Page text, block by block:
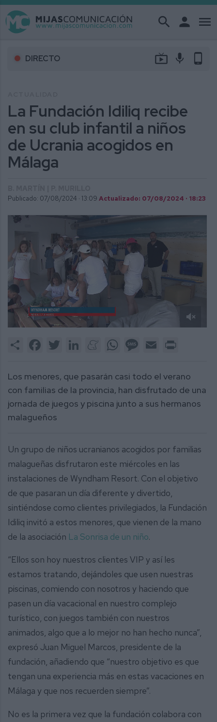
search person menu
DIRECTO live_tv mic phone_android
La Fundación Idiliq recibe
en su club infantil a niños
de Ucrania acogidos en
Málaga
Publicado: 07/08/2024 · 13:09 Actualizado: 07/08/2024 · 18:23
2
Share FacebookTwitter LinkedInMeneameWhatsAppMessage
Email
Los menores, que pasarán casi todo el verano
con familias de la provincia, han disfrutado de una
jornada de juegos y piscina junto a sus hermanos
malagueños
Un grupo de niños ucranianos acogidos por familias
malagueñas disfrutaron este miércoles en las
instalaciones de Wyndham Resort. Con el objetivo
de que pasaran un día diferente y divertido,
sintiéndose como clientes privilegiados, la Fundación
Idiliq invitó a estos menores, que vienen de la mano
de la asociación La Sonrisa de un niño.
“Ellos son hoy nuestros clientes VIP y así les
estamos tratando, dejándoles que usen nuestras
piscinas, comiendo con nosotros y haciendo que
pasen un día vacacional en nuestro complejo
turístico, con juegos también con nuestros
animados, algo que a lo mejor no han hecho nunca”,
expresó Juan Miguel Marcos, presidente de la
fundación, añadiendo que “nuestro objetivo es que
tengan una experiencia más en estas vacaciones en
Málaga y que nos recuerden siempre”.
No es la primera vez que la fundación colabora con